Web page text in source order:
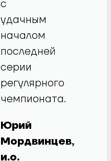
с
удачным
началом
последней
серии
регулярного
чемпионата.
Юрий
Мордвинцев,
и.о.